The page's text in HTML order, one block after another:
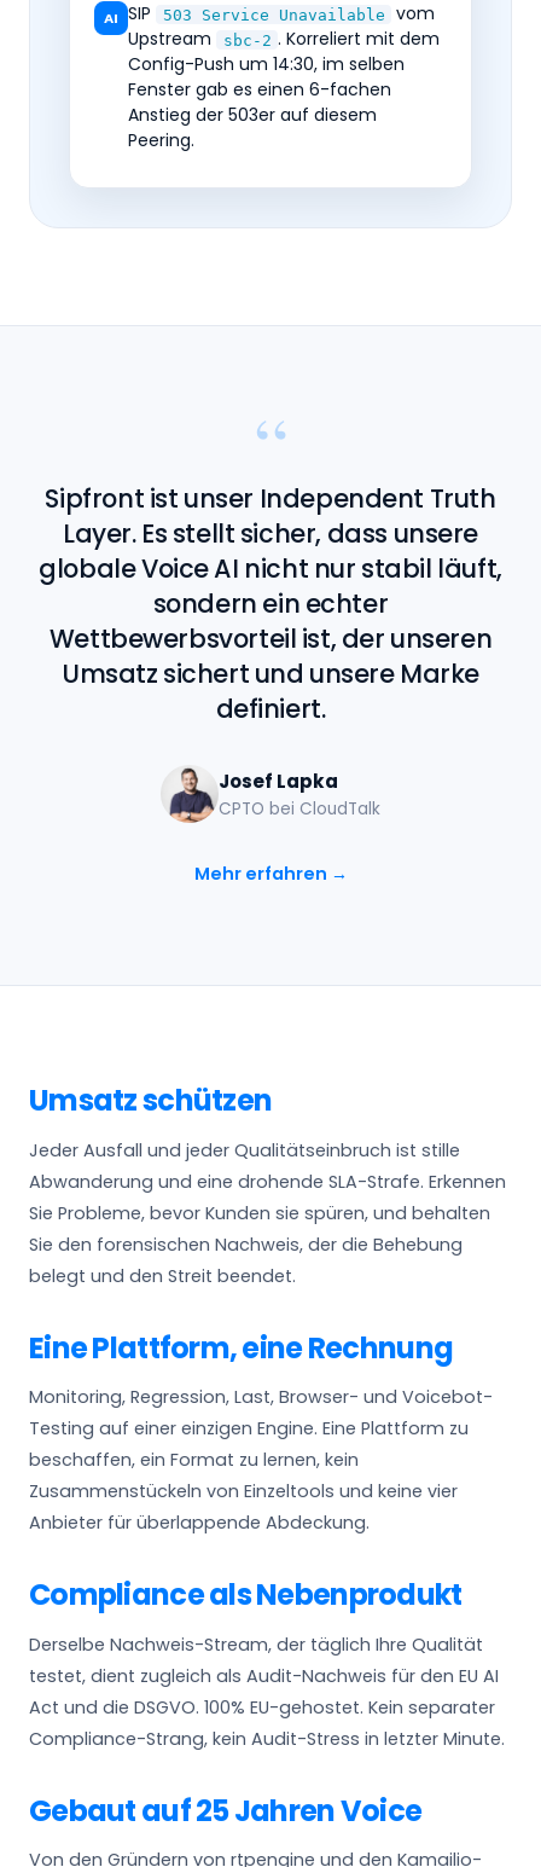
AI SIP 503 Service Unavailable
vom
Upstream
sbc-2 . Korreliert mit dem
Config-Push um 14:30, im selben
Fenster gab es einen 6-fachen
Anstieg der 503er auf diesem
Peering.
“
Sipfront ist unser Independent Truth
Layer. Es stellt sicher, dass unsere
globale Voice AI nicht nur stabil läuft,
sondern ein echter
Wettbewerbsvorteil ist, der unseren
Umsatz sichert und unsere Marke
definiert.
Josef Lapka
CPTO bei CloudTalk
Mehr erfahren →
Umsatz schützen
Jeder Ausfall und jeder Qualitätseinbruch ist stille
Abwanderung und eine drohende SLA-Strafe. Erkennen
Sie Probleme, bevor Kunden sie spüren, und behalten
Sie den forensischen Nachweis, der die Behebung
belegt und den Streit beendet.
Eine Plattform, eine Rechnung
Monitoring, Regression, Last, Browser- und Voicebot-
Testing auf einer einzigen Engine. Eine Plattform zu
beschaffen, ein Format zu lernen, kein
Zusammenstückeln von Einzeltools und keine vier
Anbieter für überlappende Abdeckung.
Compliance als Nebenprodukt
Derselbe Nachweis-Stream, der täglich Ihre Qualität
testet, dient zugleich als Audit-Nachweis für den EU AI
Act und die DSGVO. 100% EU-gehostet. Kein separater
Compliance-Strang, kein Audit-Stress in letzter Minute.
Gebaut auf 25 Jahren Voice
Von den Gründern von rtpengine und den Kamailio-